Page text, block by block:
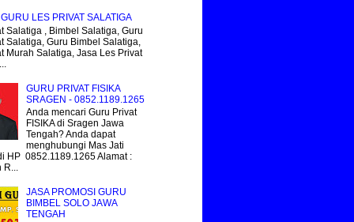
LES PRIVAT SALATIGA
Salatiga , Bimbel Salatiga, Guru
Salatiga, Guru Bimbel Salatiga,
Murah Salatiga, Jasa Les Privat
GURU PRIVAT FISIKA
SRAGEN - 0852.1189.1265
Anda mencari Guru Privat
FISIKA di Sragen Jawa
Tengah? Anda dapat
menghubungi Mas Jati
HP 0852.1189.1265 Alamat :
R...
JASA PROMOSI GURU
BIMBEL SOLO JAWA
TENGAH